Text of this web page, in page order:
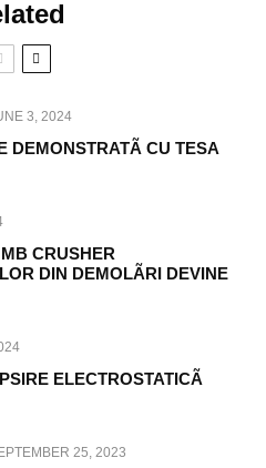
3, 2024
DEMONSTRATÃ CU TESA
CRUSHER
DIN DEMOLÃRI DEVINE
ELECTROSTATICÃ
25, 2023